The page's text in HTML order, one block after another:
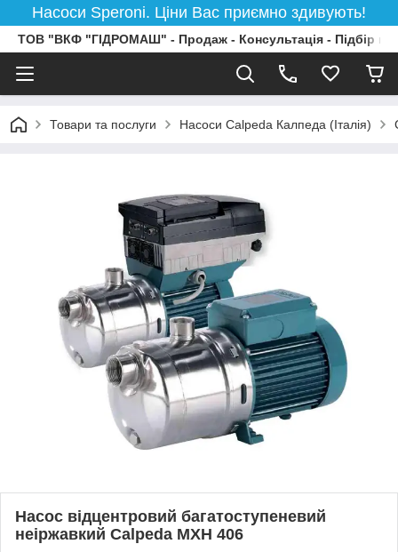
Насоси Speroni. Ціни Вас приємно здивують!
ТОВ "ВКФ "ГІДРОМАШ" - Продаж - Консультація - Підбір
Товари та послуги Насоси Calpeda Калпеда (Італія)
Насос відцентровий багатоступеневий
неіржавкий Calpeda MXH 406